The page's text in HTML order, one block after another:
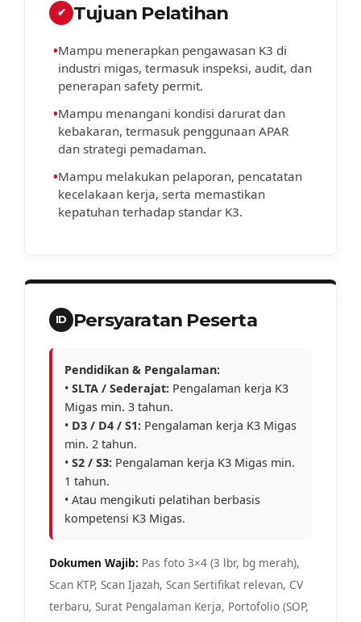
✔ Tujuan Pelatihan
•Mampu menerapkan pengawasan K3 di
industri migas, termasuk inspeksi, audit, dan
penerapan safety permit.
•Mampu menangani kondisi darurat dan
kebakaran, termasuk penggunaan APAR
dan strategi pemadaman.
•Mampu melakukan pelaporan, pencatatan
kecelakaan kerja, serta memastikan
kepatuhan terhadap standar K3.
ID Persyaratan Peserta
Pendidikan & Pengalaman:
• SLTA / Sederajat: Pengalaman kerja K3
Migas min. 3 tahun.
• D3 / D4 / S1: Pengalaman kerja K3 Migas
min. 2 tahun.
• S2 / S3: Pengalaman kerja K3 Migas min.
1 tahun.
• Atau mengikuti pelatihan berbasis
kompetensi K3 Migas.
Dokumen Wajib: Pas foto 3×4 (3 lbr, bg merah),
Scan KTP, Scan Ijazah, Scan Sertifikat relevan, CV
terbaru, Surat Pengalaman Kerja, Portofolio (SOP,